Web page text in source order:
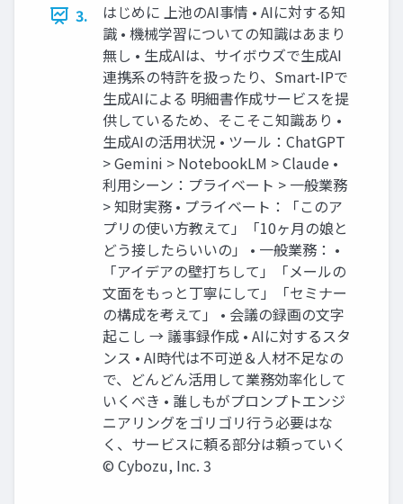
3.
はじめに 上池のAI事情 • AIに対する知
識 • 機械学習についての知識はあまり
無し • 生成AIは、サイボウズで生成AI
連携系の特許を扱ったり、Smart-IPで
生成AIによる 明細書作成サービスを提
供しているため、そこそこ知識あり •
生成AIの活用状況 • ツール：ChatGPT
> Gemini > NotebookLM > Claude •
利用シーン：プライベート > 一般業務
> 知財実務 • プライベート：「このア
プリの使い方教えて」「10ヶ月の娘と
どう接したらいいの」 • 一般業務： •
「アイデアの壁打ちして」「メールの
文面をもっと丁寧にして」「セミナー
の構成を考えて」 • 会議の録画の文字
起こし → 議事録作成 • AIに対するスタ
ンス • AI時代は不可逆＆人材不足なの
で、どんどん活用して業務効率化して
いくべき • 誰しもがプロンプトエンジ
ニアリングをゴリゴリ行う必要はな
く、サービスに頼る部分は頼っていく
©️ Cybozu, Inc. 3